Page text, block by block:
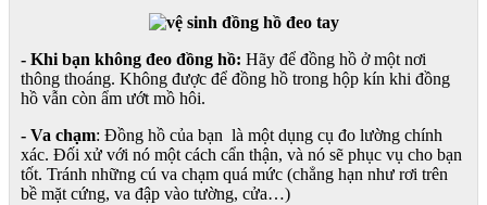
- Khi bạn không đeo đồng hồ: Hãy để đồng hồ ở một nơi
thông thoáng. Không được để đồng hồ trong hộp kín khi đồng
hồ vẫn còn ẩm ướt mồ hôi.
- Va chạm: Đồng hồ của bạn là một dụng cụ đo lường chính
xác. Đối xử với nó một cách cẩn thận, và nó sẽ phục vụ cho bạn
tốt. Tránh những cú va chạm quá mức (chẳng hạn như rơi trên
bề mặt cứng, va đập vào tường, cửa…)